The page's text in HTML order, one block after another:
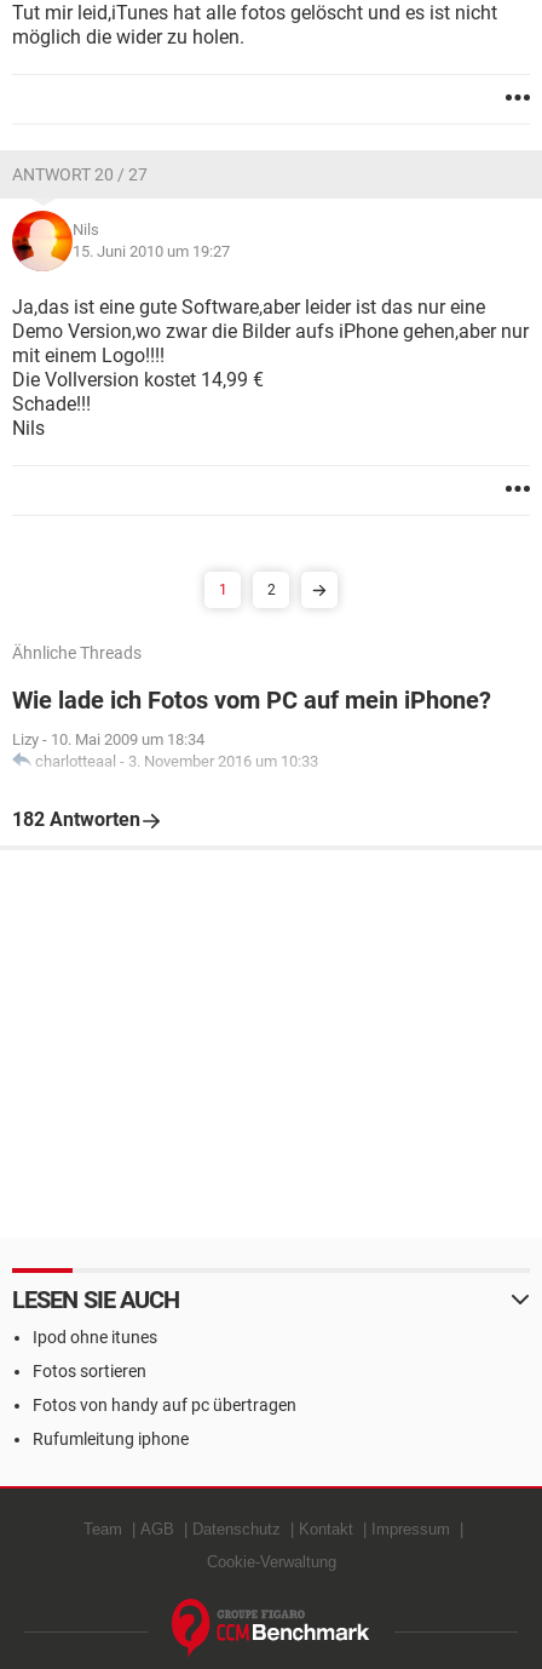
Tut mir leid,iTunes hat alle fotos gelöscht und es ist nicht
möglich die wider zu holen.
ANTWORT 20 / 27
Nils
15. Juni 2010 um 19:27
Ja,das ist eine gute Software,aber leider ist das nur eine
Demo Version,wo zwar die Bilder aufs iPhone gehen,aber nur
mit einem Logo!!!!
Die Vollversion kostet 14,99 €
Schade!!!
Nils
1 2
Ähnliche Threads
Wie lade ich Fotos vom PC auf mein iPhone?
Lizy - 10. Mai 2009 um 18:34
charlotteaal - 3. November 2016 um 10:33
182 Antworten
LESEN SIE AUCH
Ipod ohne itunes
Fotos sortieren
Fotos von handy auf pc übertragen
Rufumleitung iphone
Team AGB Datenschutz Kontakt
Impressum
Cookie-Verwaltung